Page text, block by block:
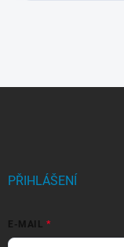
PŘIHLÁŠENÍ
E-MAIL